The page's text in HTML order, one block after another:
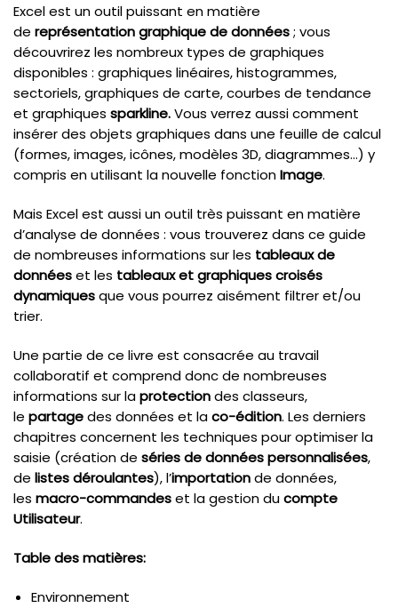
Excel est un outil puissant en matière
de représentation graphiquede données; vous
découvrirez les nombreux types de graphiques
disponibles : graphiques linéaires, histogrammes,
sectoriels, graphiques de carte, courbes de tendance
et graphiques sparkline.Vous verrez aussi comment
insérer des objets graphiques dans une feuille de calcul
(formes, images, icônes, modèles 3D, diagrammes…) y
compris en utilisant la nouvelle fonctionImage.
Mais Excel est aussi un outil très puissant en matière
d’analyse de données : vous trouverez dans ce guide
de nombreuses informations sur les tableaux de
donnéeset les tableaux et graphiques croisés
dynamiquesque vous pourrez aisément filtrer et/ou
trier.
Une partie de ce livre est consacrée au travail
collaboratif et comprend donc de nombreuses
informations sur laprotectiondes classeurs,
le partagedes données et laco-édition. Les derniers
chapitres concernent les techniques pour optimiser la
saisie (création de séries de données personnalisées,
de listes déroulantes), l’importationde données,
les macro-commandeset la gestion ducompte
Utilisateur.
Table des matières:
Environnement